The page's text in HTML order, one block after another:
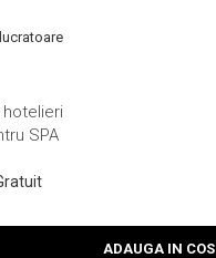
hotelieri
SPA
ADAUGA IN COS